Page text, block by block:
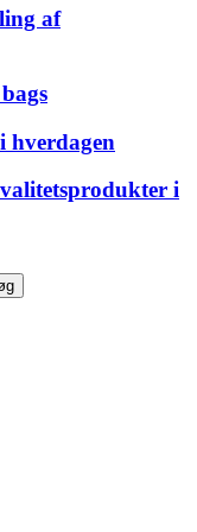
af
hverdagen
i